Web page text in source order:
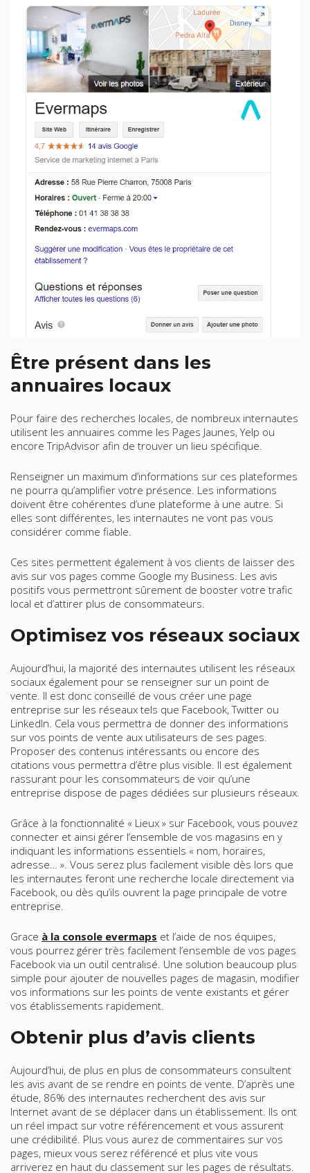
Être présent dans les
annuaires locaux
Pour faire des recherches locales, de nombreux internautes
utilisent les annuaires comme les Pages Jaunes, Yelp ou
encore TripAdvisor afin de trouver un lieu spécifique.
Renseigner un maximum d’informations sur ces plateformes
ne pourra qu’amplifier votre présence. Les informations
doivent être cohérentes d’une plateforme à une autre. Si
elles sont différentes, les internautes ne vont pas vous
considérer comme fiable.
Ces sites permettent également à vos clients de laisser des
avis sur vos pages comme Google my Business. Les avis
positifs vous permettront sûrement de booster votre trafic
local et d’attirer plus de consommateurs.
Optimisez vos réseaux sociaux
Aujourd’hui, la majorité des internautes utilisent les réseaux
sociaux également pour se renseigner sur un point de
vente. Il est donc conseillé de vous créer une page
entreprise sur les réseaux tels que Facebook, Twitter ou
LinkedIn. Cela vous permettra de donner des informations
sur vos points de vente aux utilisateurs de ses pages.
Proposer des contenus intéressants ou encore des
citations vous permettra d’être plus visible. Il est également
rassurant pour les consommateurs de voir qu’une
entreprise dispose de pages dédiées sur plusieurs réseaux.
Grâce à la fonctionnalité « Lieux » sur Facebook, vous pouvez
connecter et ainsi gérer l’ensemble de vos magasins en y
indiquant les informations essentiels « nom, horaires,
adresse… ». Vous serez plus facilement visible dès lors que
les internautes feront une recherche locale directement via
Facebook, ou dès qu’ils ouvrent la page principale de votre
entreprise.
Grace à la console evermaps et l’aide de nos équipes,
vous pourrez gérer très facilement l’ensemble de vos pages
Facebook via un outil centralisé. Une solution beaucoup plus
simple pour ajouter de nouvelles pages de magasin, modifier
vos informations sur les points de vente existants et gérer
vos établissements rapidement.
Obtenir plus d’avis clients
Aujourd’hui, de plus en plus de consommateurs consultent
les avis avant de se rendre en points de vente. D’après une
étude, 86% des internautes recherchent des avis sur
Internet avant de se déplacer dans un établissement. Ils ont
un réel impact sur votre référencement et vous assurent
une crédibilité. Plus vous aurez de commentaires sur vos
pages, mieux vous serez référencé et plus vite vous
arriverez en haut du classement sur les pages de résultats.